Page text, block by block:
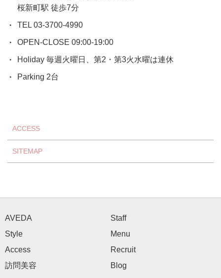
桜新町駅 徒歩7分
TEL 03-3700-4990
OPEN-CLOSE 09:00-19:00
Holiday 毎週火曜日、第2・第3火水曜は連休
Parking 2台
ACCESS
SITEMAP
AVEDA
Staff
Style
Menu
Access
Recruit
訪問美容
Blog